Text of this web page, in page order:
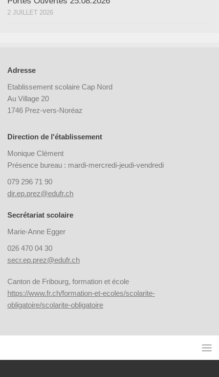
2 JUILLET 2026
Adresse
Etablissement scolaire Cap Nord
Au Village 20
1746 Prez-vers-Noréaz
Direction de l'établissement
Monique Clément
Présence bureau : mardi-mercredi-jeudi-vendredi
079 296 71 90
dir.ep.prez@edufr.ch
Secrétariat scolaire
Marie-Anne Egger
026 470 04 30
secr.ep.prez@edufr.ch
Canton de Fribourg, formation et école
https://www.fr.ch/formation-et-ecoles/scolarite-
obligatoire/scolarite-obligatoire